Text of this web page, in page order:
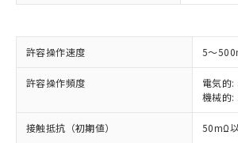
許容操作速度 5～
許容操作頻度
電気的
機械的:
接触抵抗（初期値） 50mΩ
対応済み：EU RoHS指令（
非含有に対応した製品が提供可
す。